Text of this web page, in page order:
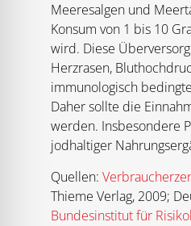
Meeresalgen und
Konsum von 1 bis 10
wird. Diese
Herzrasen,
immunologisch
Daher sollte die
werden. Insbesondere
jodhaltiger
Quellen:
Thieme Verlag, 2009;
Bundesinstitut für